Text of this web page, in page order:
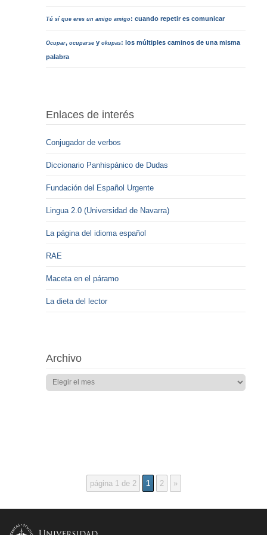
Tú sí que eres un amigo amigo: cuando repetir es comunicar
Ocupar,ocuparse yokupas: los múltiples caminos de una misma
palabra
Enlaces de interés
Conjugador de verbos
Diccionario Panhispánico de Dudas
Fundación del Español Urgente
Lingua 2.0 (Universidad de Navarra)
La página del idioma español
RAE
Maceta en el páramo
La dieta del lector
Archivo
página 1 de 2 1 2 »